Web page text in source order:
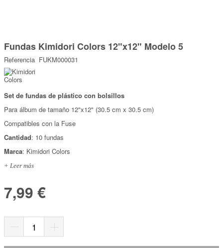
Top Ventas
Temática
Iniciar sesión/Regístrate
Somos Kimidori
comienzo
de
la
galería
de
imágenes
Fundas Kimidori Colors 12"x12" Modelo 5
Referencia FUKM000031
Set de fundas de plástico con bolsillos
Para álbum de tamaño 12"x12" (30.5 cm x 30.5 cm)
Compatibles con la Fuse
Cantidad: 10 fundas
Marca: Kimidori Colors
+ Leer más
7,99 €